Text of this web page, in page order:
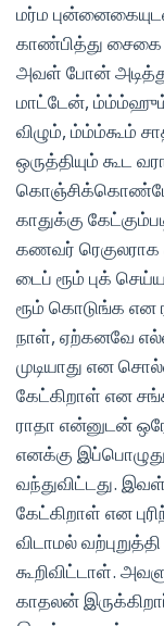
மர்ம
காண்பித்து
அவள் போன்
மாட்டேன்,
விழும், ம்ம்ம்கூம்
ஒருத்தியும் கூட
கொஞ்சிக்கொண்டே
காதுக்கு
கணவர் ரெகுலராக
டைப் ரூம் புக்
ரூம் கொடுங்க என
நாள், ஏற்கனவே
முடியாது என
கேட்கிறாள் என
ராதா என்னுடன்
எனக்கு
வந்துவிட்டது.
கேட்கிறாள் என
விடாமல்
கூறிவிட்டாள்.
காதலன்